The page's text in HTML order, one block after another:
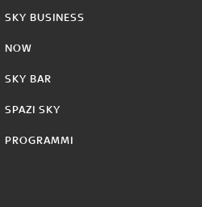
SKY BUSINESS
NOW
SKY BAR
SPAZI SKY
PROGRAMMI